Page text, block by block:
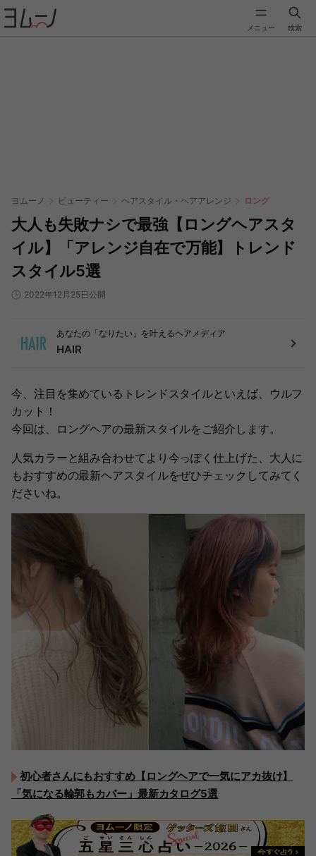
メニュー 検索
ヨムーノ ビューティー ヘアスタイル・ヘアアレンジ ロング
大人も失敗ナシで最強【ロングヘアスタ
イル】「アレンジ自在で万能】トレンド
スタイル5選
2022年12月25日公開
あなたの「なりたい」を叶えるヘアメディア
HAIR
今、注目を集めているトレンドスタイルといえば、ウルフ
カット！
今回は、ロングヘアの最新スタイルをご紹介します。
人気カラーと組み合わせてより今っぽく仕上げた、大人に
もおすすめの最新ヘアスタイルをぜひチェックしてみてく
ださいね。
初心者さんにもおすすめ【ロングヘアで一気にアカ抜け】
「気になる輪郭もカバー」最新カタログ5選